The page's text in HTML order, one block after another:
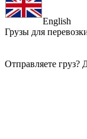
English
Грузы для
Отправляете груз?